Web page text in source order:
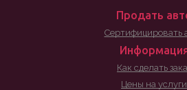
Продать
Сертифицировать
Как сделать
Цены на услуги